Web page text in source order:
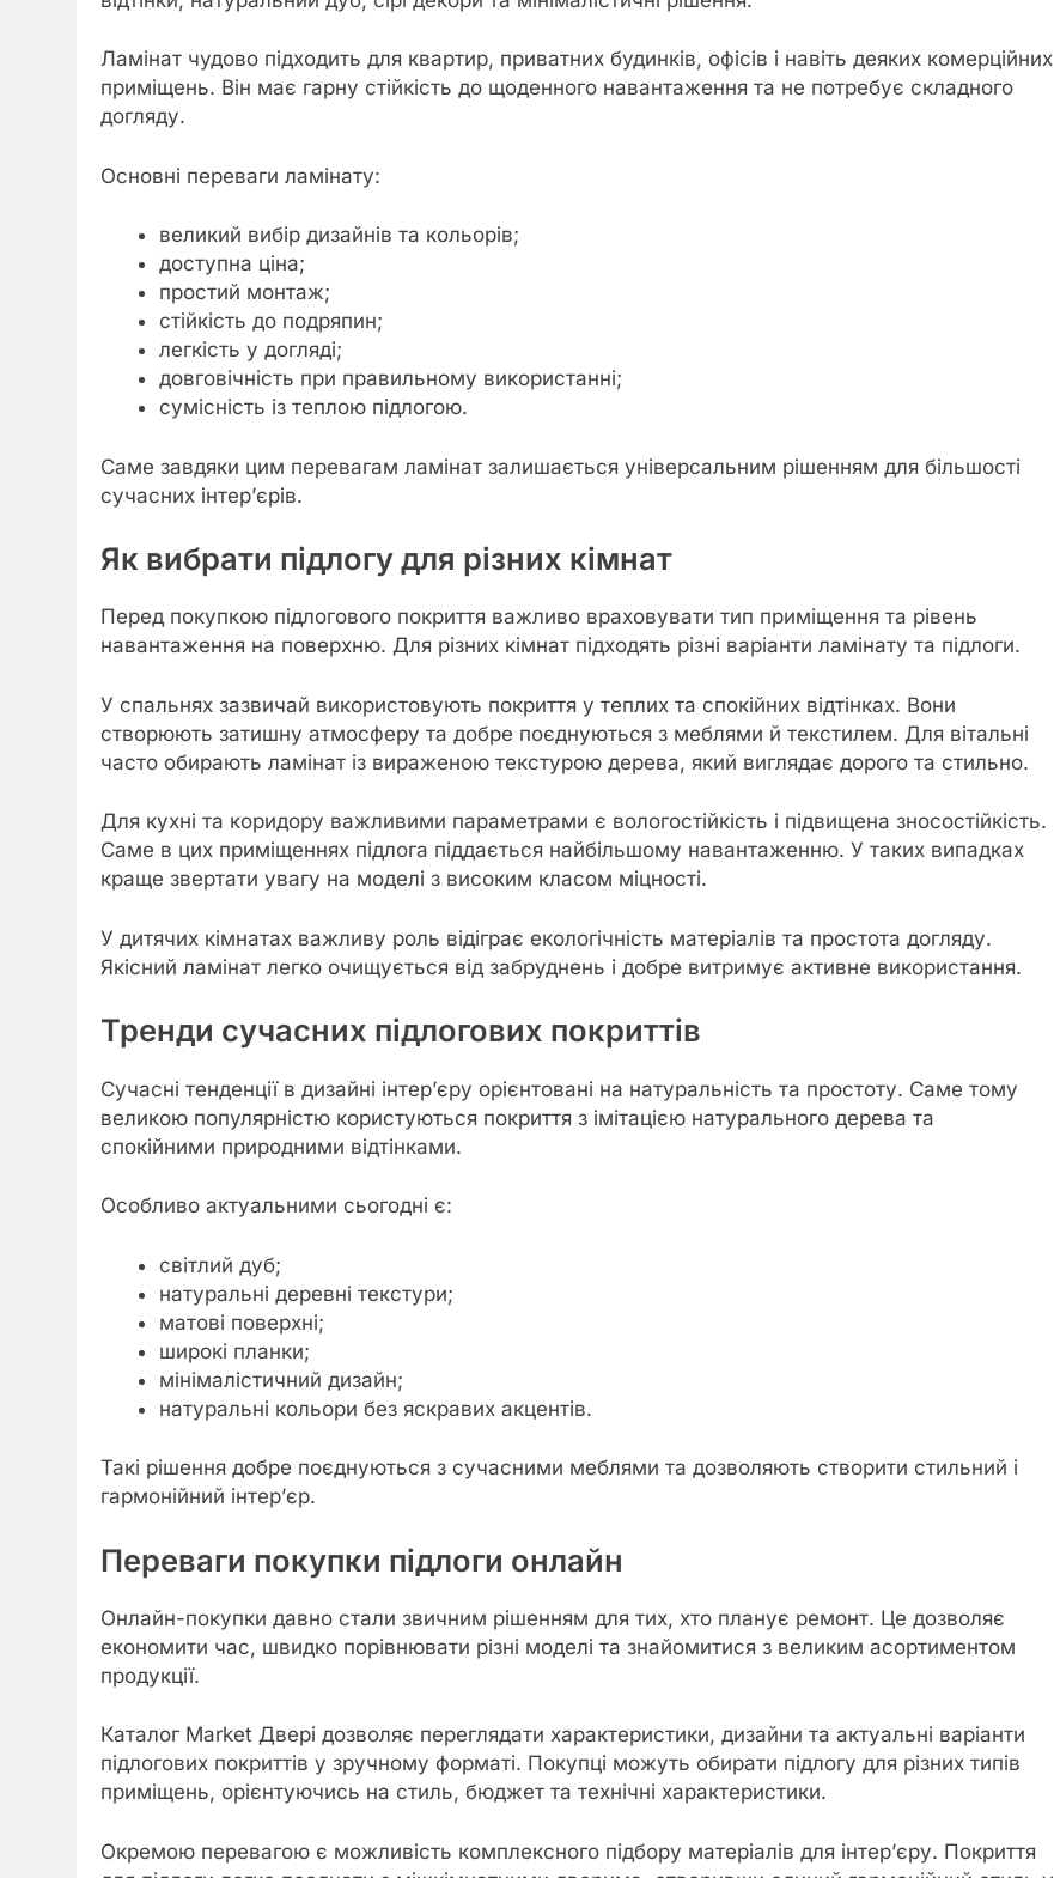
Ламінат чудово підходить для квартир, приватних будинків, офісів і навіть деяких комерційних
приміщень. Він має гарну стійкість до щоденного навантаження та не потребує складного
догляду.
Основні переваги ламінату:
великий вибір дизайнів та кольорів;
доступна ціна;
простий монтаж;
стійкість до подряпин;
легкість у догляді;
довговічність при правильному використанні;
сумісність із теплою підлогою.
Саме завдяки цим перевагам ламінат залишається універсальним рішенням для більшості
сучасних інтер’єрів.
Як вибрати підлогу для різних кімнат
Перед покупкою підлогового покриття важливо враховувати тип приміщення та рівень
навантаження на поверхню. Для різних кімнат підходять різні варіанти ламінату та підлоги.
У спальнях зазвичай використовують покриття у теплих та спокійних відтінках. Вони
створюють затишну атмосферу та добре поєднуються з меблями й текстилем. Для вітальні
часто обирають ламінат із вираженою текстурою дерева, який виглядає дорого та стильно.
Для кухні та коридору важливими параметрами є вологостійкість і підвищена зносостійкість.
Саме в цих приміщеннях підлога піддається найбільшому навантаженню. У таких випадках
краще звертати увагу на моделі з високим класом міцності.
У дитячих кімнатах важливу роль відіграє екологічність матеріалів та простота догляду.
Якісний ламінат легко очищується від забруднень і добре витримує активне використання.
Тренди сучасних підлогових покриттів
Сучасні тенденції в дизайні інтер’єру орієнтовані на натуральність та простоту. Саме тому
великою популярністю користуються покриття з імітацією натурального дерева та
спокійними природними відтінками.
Особливо актуальними сьогодні є:
світлий дуб;
натуральні деревні текстури;
матові поверхні;
широкі планки;
мінімалістичний дизайн;
натуральні кольори без яскравих акцентів.
Такі рішення добре поєднуються з сучасними меблями та дозволяють створити стильний і
гармонійний інтер’єр.
Переваги покупки підлоги онлайн
Онлайн-покупки давно стали звичним рішенням для тих, хто планує ремонт. Це дозволяє
економити час, швидко порівнювати різні моделі та знайомитися з великим асортиментом
продукції.
Каталог Market Двері дозволяє переглядати характеристики, дизайни та актуальні варіанти
підлогових покриттів у зручному форматі. Покупці можуть обирати підлогу для різних типів
приміщень, орієнтуючись на стиль, бюджет та технічні характеристики.
Окремою перевагою є можливість комплексного підбору матеріалів для інтер’єру. Покриття